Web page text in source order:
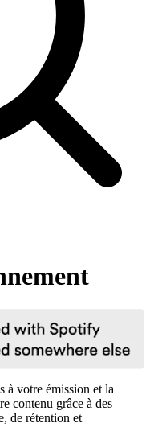
à votre émission et la
contenu grâce à des
de rétention et